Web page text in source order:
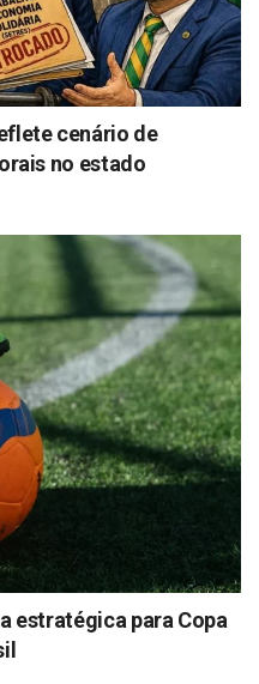
cenário de
no estado
estratégica para Copa